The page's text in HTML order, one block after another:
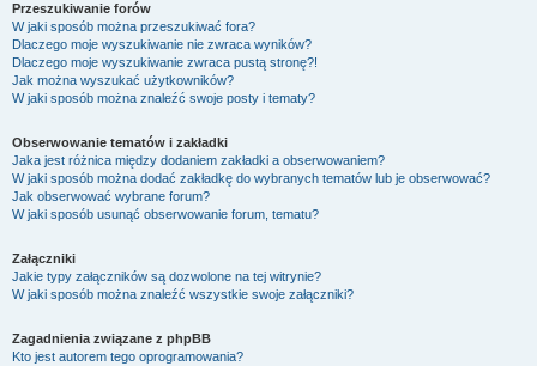
Przeszukiwanie forów
W jaki sposób można przeszukiwać fora?
Dlaczego moje wyszukiwanie nie zwraca wyników?
Dlaczego moje wyszukiwanie zwraca pustą stronę?!
Jak można wyszukać użytkowników?
W jaki sposób można znaleźć swoje posty i tematy?
Obserwowanie tematów i zakładki
Jaka jest różnica między dodaniem zakładki a obserwowaniem?
W jaki sposób można dodać zakładkę do wybranych tematów lub je obserwować?
Jak obserwować wybrane forum?
W jaki sposób usunąć obserwowanie forum, tematu?
Załączniki
Jakie typy załączników są dozwolone na tej witrynie?
W jaki sposób można znaleźć wszystkie swoje załączniki?
Zagadnienia związane z phpBB
Kto jest autorem tego oprogramowania?